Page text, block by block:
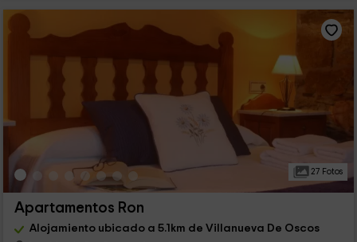
27 Fotos
Apartamentos Ron
Alojamiento ubicado a 5.1km de Villanueva De Oscos